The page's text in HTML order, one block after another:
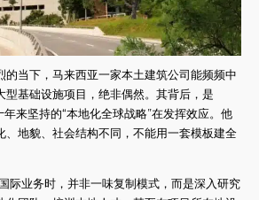
的当下，马来西亚一家本土建筑公司能频频中
型基础设施项目，绝非偶然。其背后，是
来坚持的“本地化全球战略”在发挥效应。他
、地貌、社会结构不同，不能用一套模板建全
际业务时，并非一味复制模式，而是深入研究